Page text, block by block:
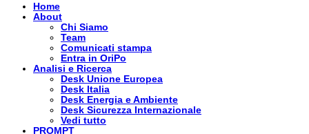
Home
About
Chi Siamo
Team
Comunicati stampa
Entra in OriPo
Analisi e Ricerca
Desk Unione Europea
Desk Italia
Desk Energia e Ambiente
Desk Sicurezza Internazionale
Vedi tutto
PROMPT